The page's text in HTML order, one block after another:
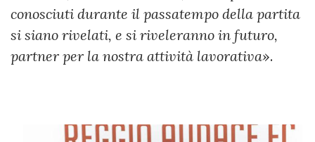
conosciuti durante il passatempo della partita
si siano rivelati, e si riveleranno in futuro,
partner per la nostra attività lavorativa».